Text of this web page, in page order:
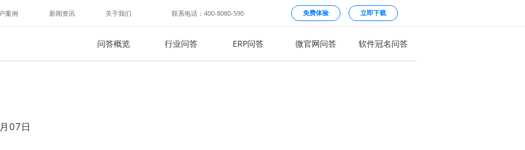
案例 新闻资讯 关于我们 联系电话：400-8080-590 免费体验 立即下载
问答概览 行业问答 ERP问答 微官网问答 软件冠名问答
07日